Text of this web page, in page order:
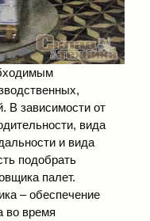
В зависимости от
вида
и вида
подобрать
палет.
– обеспечение
во время